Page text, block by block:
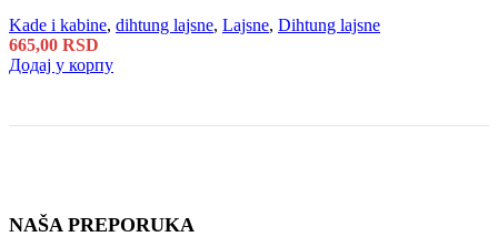
Kade i kabine, dihtung lajsne, Lajsne, Dihtung lajsne
665,00 RSD
Додај у корпу
NAŠA PREPORUKA